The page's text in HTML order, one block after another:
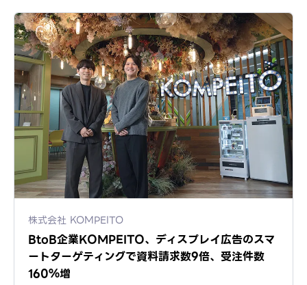
株式会社 KOMPEITO
BtoB企業KOMPEITO、ディスプレイ広告のスマ
ートターゲティングで資料請求数9倍、受注件数
160％増